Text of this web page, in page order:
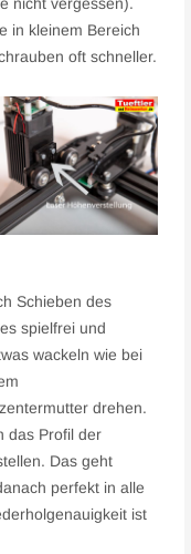
nicht vergessen).
in kleinem Bereich
oft schneller.
Schieben des
spielfrei und
wackeln wie bei
drehen.
das Profil der
Das geht
perfekt in alle
ist